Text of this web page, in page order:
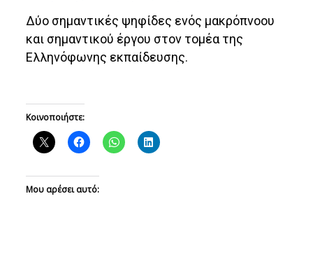
Δύο σημαντικές ψηφίδες ενός μακρόπνοου
και σημαντικού έργου στον τομέα της
Ελληνόφωνης εκπαίδευσης.
Κοινοποιήστε:
Μου αρέσει αυτό: